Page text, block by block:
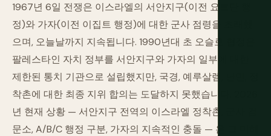
1967년 6일 전쟁은 이스라엘의 서안지구(이전 요르단 행
정)와 가자(이전 이집트 행정)에 대한 군사 점령을 초래했
으며, 오늘날까지 지속됩니다. 1990년대 초 오슬로 협정은
팔레스타인 자치 정부를 서안지구와 가자의 일부에 대한
제한된 통치 기관으로 설립했지만, 국경, 예루살렘, 난민, 정
착촌에 대한 최종 지위 합의는 도달하지 못했습니다. 2026
년 현재 상황 — 서안지구 전역의 이스라엘 정착촌, 군사 검
문소, A/B/C 행정 구분, 가자의 지속적인 충돌 — 은 그 미해